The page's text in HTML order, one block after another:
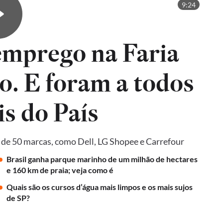
9:24
na Faria
E foram a todos
do País
50 marcas, como Dell, LG Shopee e Carrefour
Brasil ganha parque marinho de um milhão de hectares
e 160 km de praia; veja como é
Quais são os cursos d’água mais limpos e os mais sujos
de SP?